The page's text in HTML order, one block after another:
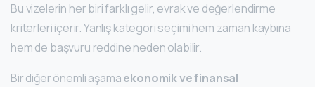
Bu vizelerin her biri farklı gelir, evrak ve değerlendirme
kriterleri içerir. Yanlış kategori seçimi hem zaman kaybına
hem de başvuru reddine neden olabilir.
Bir diğer önemli aşamaekonomik ve finansal